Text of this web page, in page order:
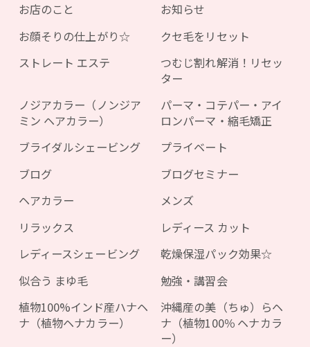
お店のこと
お知らせ
お顔そりの仕上がり☆
クセ毛をリセット
ストレート エステ
つむじ割れ解消！リセッ
ター
ノジアカラー（ノンジア
ミン ヘアカラー）
パーマ・コテパー・アイ
ロンパーマ・縮毛矯正
ブライダルシェービング
プライベート
ブログ
ブログセミナー
ヘアカラー
メンズ
リラックス
レディース カット
レディースシェービング
乾燥保湿パック効果☆
似合う まゆ毛
勉強・講習会
植物100%インド産ハナヘ
ナ（植物ヘナカラー）
沖縄産の美（ちゅ）らヘ
ナ（植物100％ ヘナカラ
ー）